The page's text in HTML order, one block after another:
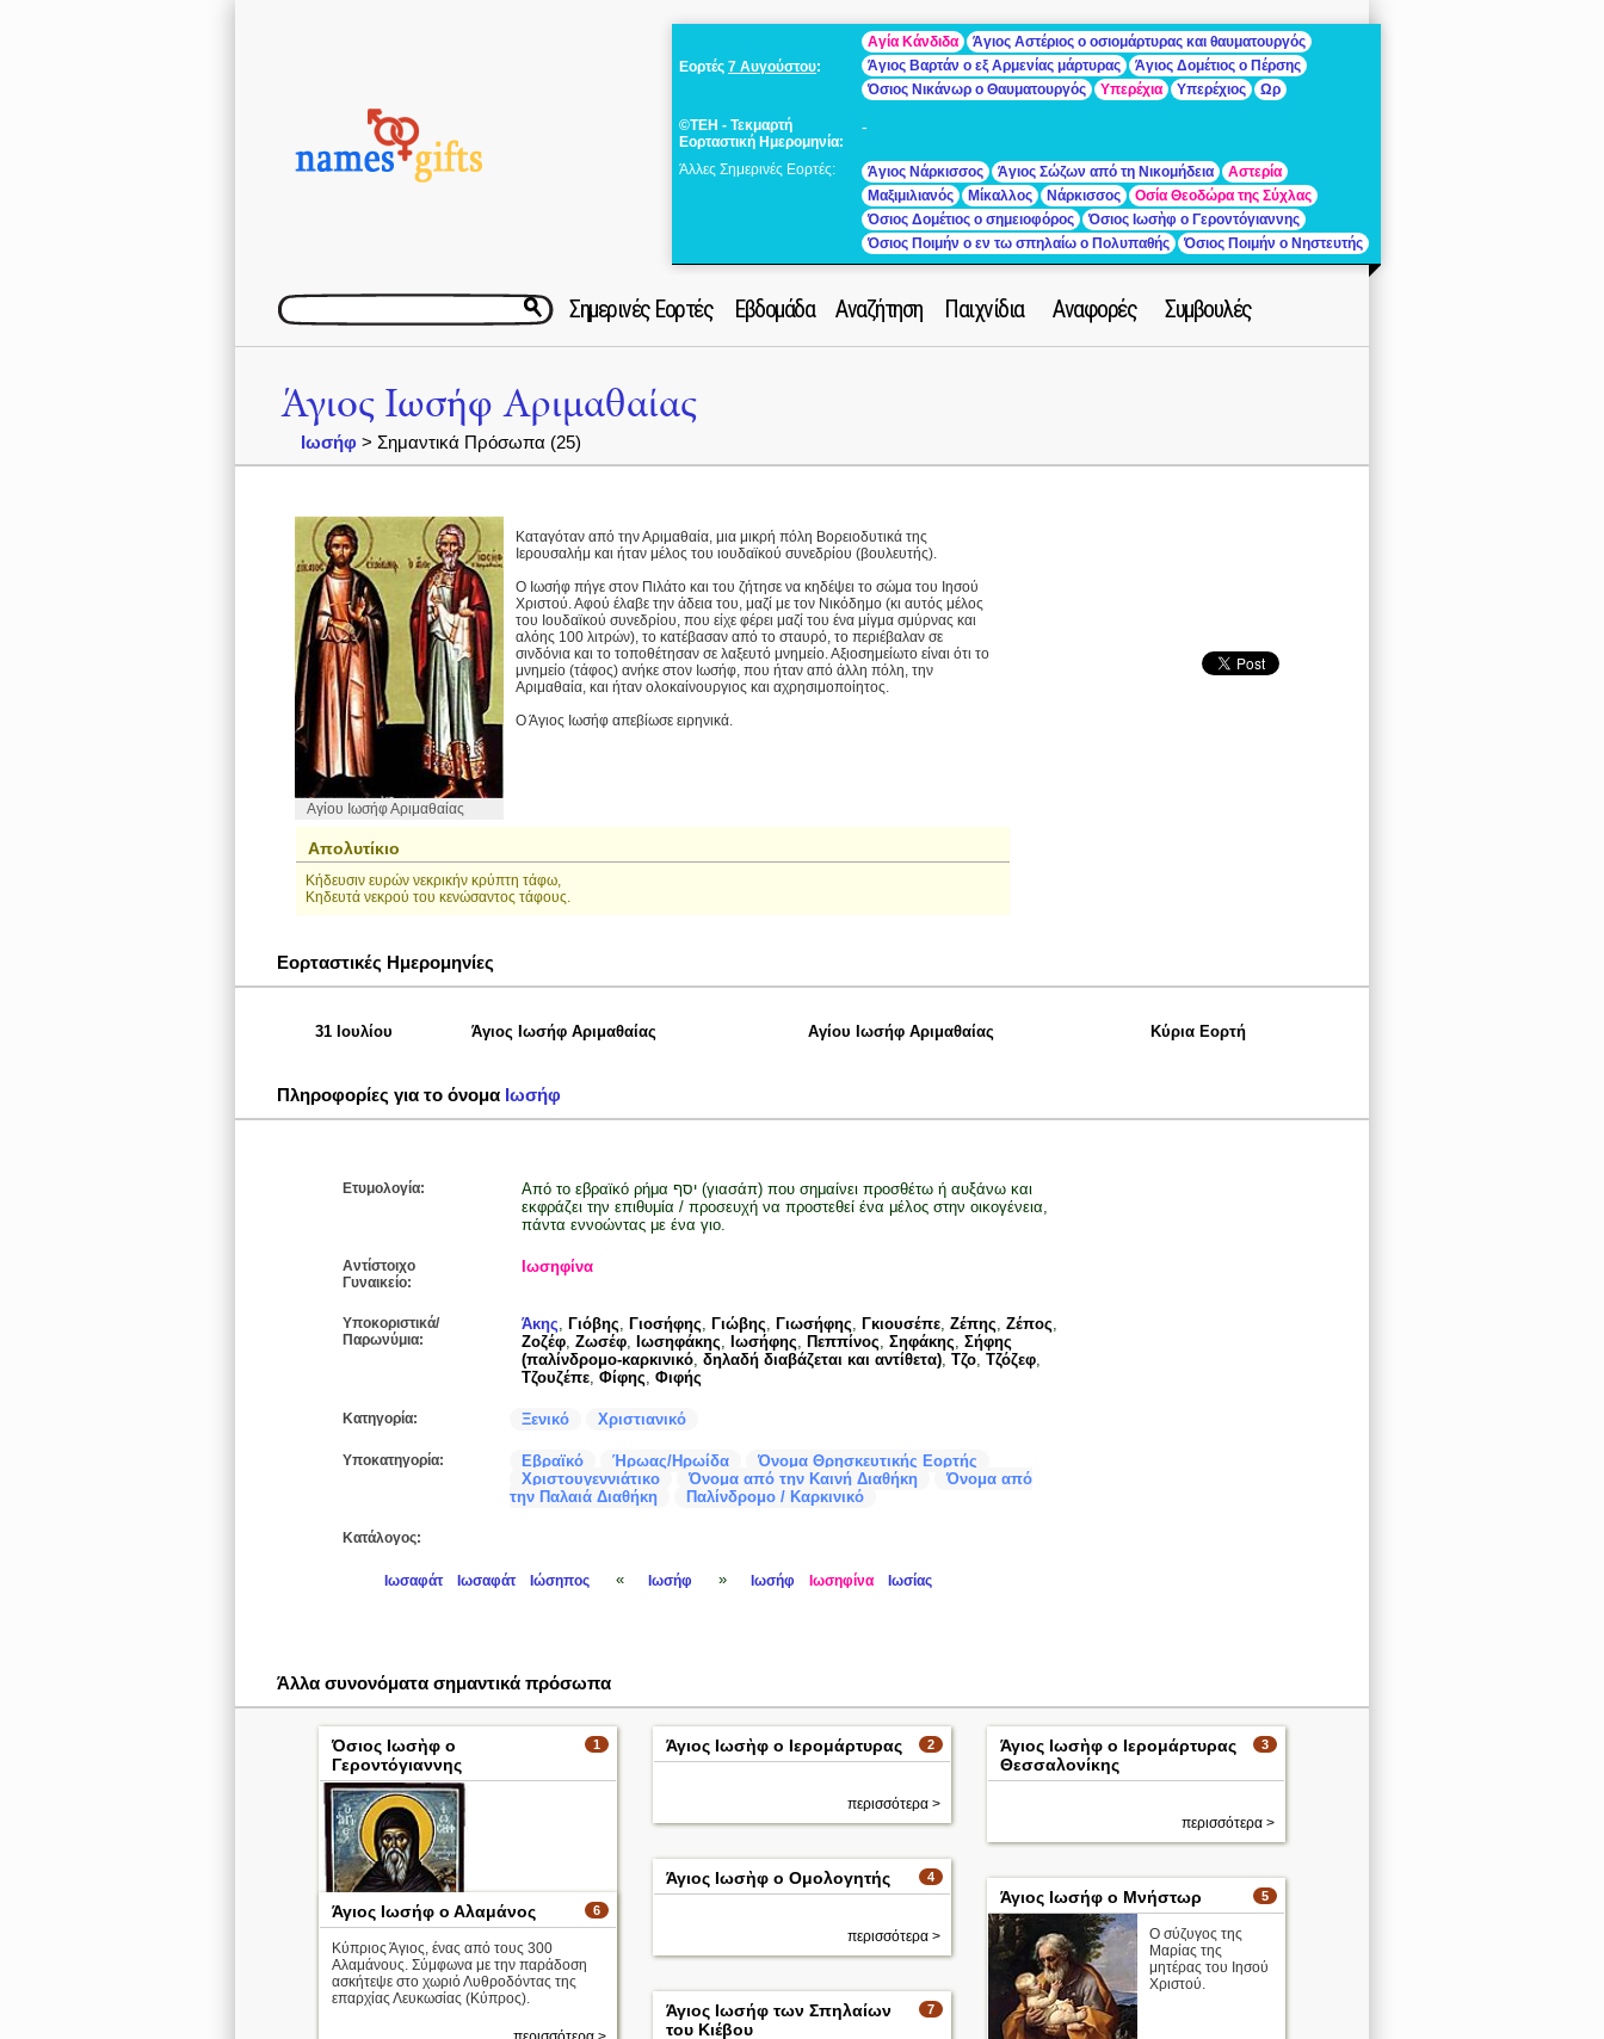
Εορτές 7 Αυγούστου:
Αγία Κάνδιδα
Άγιος Αστέριος ο οσιομάρτυρας και θαυματουργός
Άγιος Βαρτάν ο εξ Αρμενίας μάρτυρας
Άγιος Δομέτιος ο Πέρσης
Όσιος Νικάνωρ ο Θαυματουργός
Υπερέχια Υπερέχιος Ωρ
©ΤΕΗ - Τεκμαρτή
Εορταστική Ημερομηνία:
-
Άλλες Σημερινές Εορτές: Άγιος Νάρκισσος Άγιος Σώζων από τη Νικομήδεια
Αστερία
Μαξιμιλιανός
Μίκαλλος Νάρκισσος
Οσία Θεοδώρα της Σύχλας
Όσιος Δομέτιος ο σημειοφόρος
Όσιος Ιωσὴφ ο Γεροντόγιαννης
Όσιος Ποιμήν ο εν τω σπηλαίω ο Πολυπαθής
Όσιος Ποιμήν ο Νηστευτής
Σημερινές Εορτές Εβδομάδα Αναζήτηση Παιχνίδια Αναφορές Συμβουλές
Άγιος Ιωσήφ Αριμαθαίας
Ιωσήφ > Σημαντικά Πρόσωπα (25)
Αγίου Ιωσήφ Αριμαθαίας
Καταγόταν από την Αριμαθαία, μια μικρή πόλη Βορειοδυτικά της
Ιερουσαλήμ και ήταν μέλος του ιουδαϊκού συνεδρίου (βουλευτής).
Ο Ιωσήφ πήγε στον Πιλάτο και του ζήτησε να κηδέψει το σώμα του Ιησού
Χριστού. Αφού έλαβε την άδεια του, μαζί με τον Νικόδημο (κι αυτός μέλος
του Ιουδαϊκού συνεδρίου, που είχε φέρει μαζί του ένα μίγμα σμύρνας και
αλόης 100 λιτρών), το κατέβασαν από το σταυρό, το περιέβαλαν σε
σινδόνια και το τοποθέτησαν σε λαξευτό μνημείο. Αξιοσημείωτο είναι ότι το
μνημείο (τάφος) ανήκε στον Ιωσήφ, που ήταν από άλλη πόλη, την
Αριμαθαία, και ήταν ολοκαίνουργιος και αχρησιμοποίητος.
Ο Άγιος Ιωσήφ απεβίωσε ειρηνικά.
Απολυτίκιο
Kήδευσιν ευρών νεκρικήν κρύπτη τάφω,
Kηδευτά νεκρού του κενώσαντος τάφους.
Εορταστικές Ημερομηνίες
31 Ιουλίου Άγιος Ιωσήφ Αριμαθαίας Αγίου Ιωσήφ Αριμαθαίας Κύρια Εορτή
Πληροφορίες για το όνομα Ιωσήφ
Ετυμολογία:
Από το εβραϊκό ρήμα יסף (γιασάπ) που σημαίνει προσθέτω ή αυξάνω και
εκφράζει την επιθυμία / προσευχή να προστεθεί ένα μέλος στην οικογένεια,
πάντα εννοώντας με ένα γιο.
Αντίστοιχο
Γυναικείο:
Ιωσηφίνα
Υποκοριστικά/
Παρωνύμια:
Άκης, Γιόβης, Γιοσήφης, Γιώβης, Γιωσήφης, Γκιουσέπε, Ζέπης, Ζέπος,
Ζοζέφ, Ζωσέφ, Ιωσηφάκης, Ιωσήφης, Πεππίνος, Σηφάκης, Σήφης
(παλίνδρομο-καρκινικό, δηλαδή διαβάζεται και αντίθετα), Τζο, Τζόζεφ,
Τζουζέπε, Φίφης, Φιφής
Κατηγορία: Ξενικό Χριστιανικό
Υποκατηγορία: Εβραϊκό Ήρωας/Ηρωίδα
Όνομα Θρησκευτικής Εορτής
Χριστουγεννιάτικο
Όνομα από την Καινή Διαθήκη
Όνομα από
την Παλαιά Διαθήκη
Παλίνδρομο / Καρκινικό
Κατάλογος:
Ιωσαφάτ Ιωσαφάτ Ιώσηπος « Ιωσήφ » Ιωσήφ Ιωσηφίνα Ιωσίας
Άλλα συνονόματα σημαντικά πρόσωπα
1
Όσιος Ιωσὴφ ο
Γεροντόγιαννης
Όσιος Ιωσὴφ ο
Γεροντόγιαννης
περισσότερα >
2
Άγιος Ιωσὴφ ο Ιερομάρτυρας
περισσότερα >
3
Άγιος Ιωσὴφ ο Ιερομάρτυρας
Θεσσαλονίκης
περισσότερα >
4
Άγιος Ιωσὴφ ο Ομολογητής
περισσότερα >
5
Άγιος Ιωσήφ ο Μνήστωρ
Ο σύζυγος της
Μαρίας της
μητέρας του Ιησού
Χριστού.
6
Άγιος Ιωσήφ ο Αλαμάνος
Κύπριος Άγιος, ένας από τους 300
Αλαμάνους. Σύμφωνα με την παράδοση
ασκήτεψε στο χωριό Λυθροδόντας της
επαρχίας Λευκωσίας (Κύπρος).
7
Άγιος Ιωσήφ των Σπηλαίων
του Κιέβου